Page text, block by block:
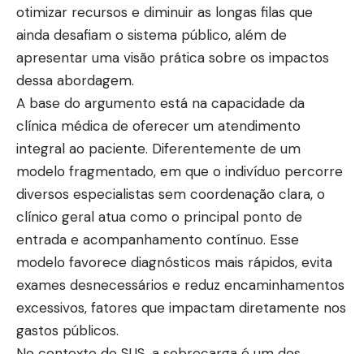
otimizar recursos e diminuir as longas filas que
ainda desafiam o sistema público, além de
apresentar uma visão prática sobre os impactos
dessa abordagem.
A base do argumento está na capacidade da
clínica médica de oferecer um atendimento
integral ao paciente. Diferentemente de um
modelo fragmentado, em que o indivíduo percorre
diversos especialistas sem coordenação clara, o
clínico geral atua como o principal ponto de
entrada e acompanhamento contínuo. Esse
modelo favorece diagnósticos mais rápidos, evita
exames desnecessários e reduz encaminhamentos
excessivos, fatores que impactam diretamente nos
gastos públicos.